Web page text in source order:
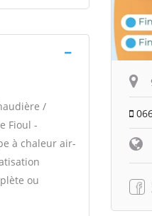
/
Fioul -
à chaleur air-
ou